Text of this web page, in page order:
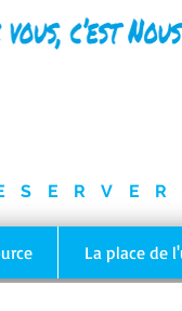
La place de